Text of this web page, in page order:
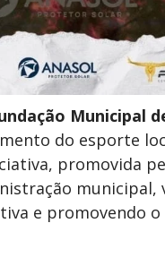
Municipal
do esporte
promovida
e promovendo